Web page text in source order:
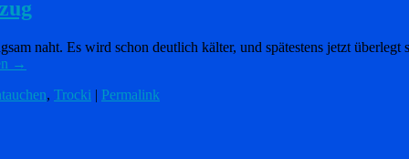
naht. Es wird schon deutlich kälter, und spätestens jetzt
→
, Trocki | Permalink